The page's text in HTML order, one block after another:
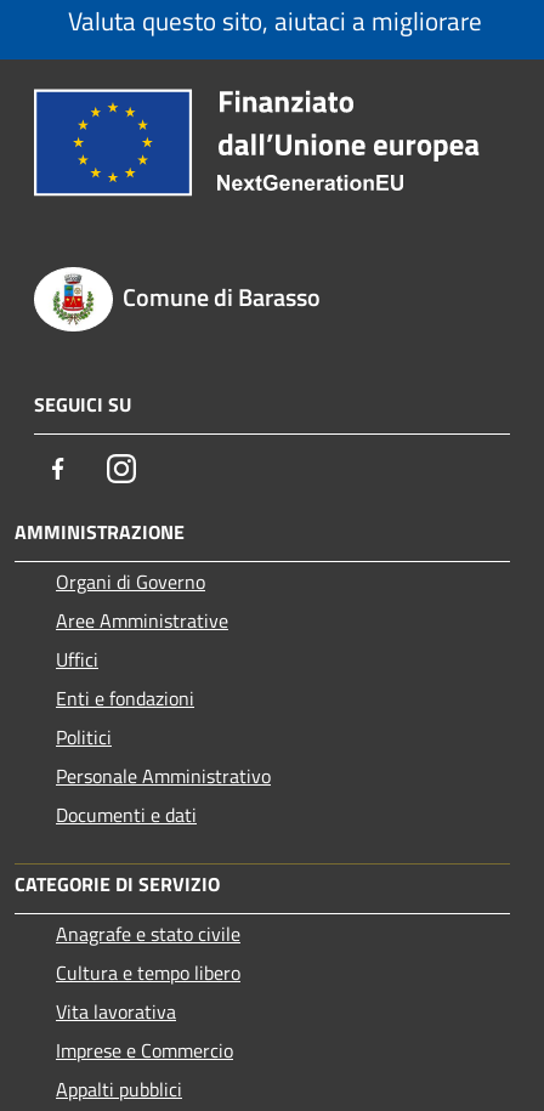
Valuta questo sito, aiutaci a migliorare
Comune di Barasso
SEGUICI SU
FacebookInstagram
AMMINISTRAZIONE
Organi di Governo
Aree Amministrative
Uffici
Enti e fondazioni
Politici
Personale Amministrativo
Documenti e dati
CATEGORIE DI SERVIZIO
Anagrafe e stato civile
Cultura e tempo libero
Vita lavorativa
Imprese e Commercio
Appalti pubblici